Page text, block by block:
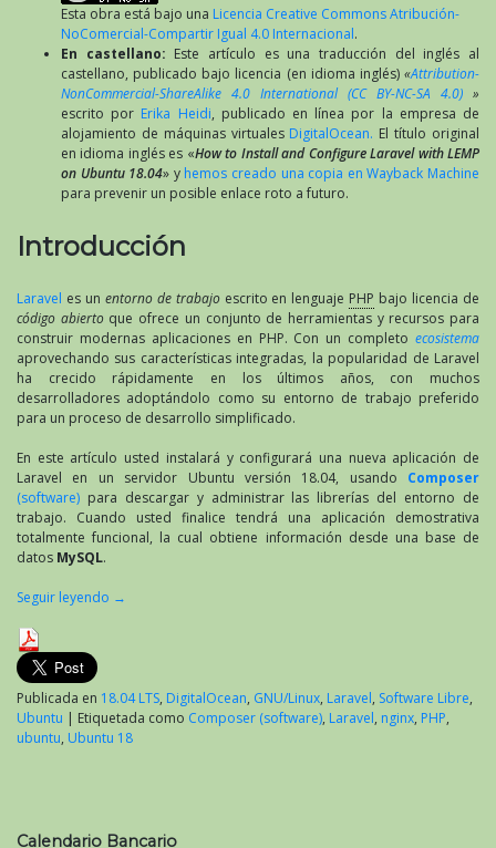
Esta obra está bajo una Licencia Creative Commons Atribución-
NoComercial-Compartir Igual 4.0 Internacional.
En castellano: Este artículo es una traducción del inglés al
castellano, publicado bajo licencia (en idioma inglés) «Attribution-
NonCommercial-ShareAlike 4.0 International (CC BY-NC-SA 4.0) »
escrito por Erika Heidi, publicado en línea por la empresa de
alojamiento de máquinas virtuales DigitalOcean. El título original
en idioma inglés es «How to Install and Configure Laravel with LEMP
on Ubuntu 18.04» y hemos creado una copia en Wayback Machine
para prevenir un posible enlace roto a futuro.
Introducción
Laravel es un entorno de trabajoescrito en lenguaje PHP bajo licencia de
código abierto que ofrece un conjunto de herramientas y recursos para
construir modernas aplicaciones en PHP. Con un completo ecosistema
aprovechando sus características integradas, la popularidad de Laravel
ha crecido rápidamente en los últimos años, con muchos
desarrolladores adoptándolo como su entorno de trabajo preferido
para un proceso de desarrollo simplificado.
En este artículo usted instalará y configurará una nueva aplicación de
Laravel en un servidor Ubuntu versión 18.04, usando Composer
(software) para descargar y administrar las librerías del entorno de
trabajo. Cuando usted finalice tendrá una aplicación demostrativa
totalmente funcional, la cual obtiene información desde una base de
datos MySQL.
Seguir leyendo →
Publicada en 18.04 LTS, DigitalOcean, GNU/Linux, Laravel, Software Libre,
Ubuntu | Etiquetada como Composer (software), Laravel, nginx, PHP,
ubuntu, Ubuntu 18
Calendario Bancario